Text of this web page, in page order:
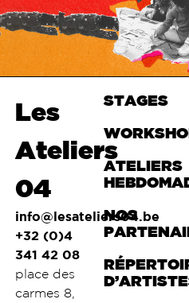
Les
Ateliers
04
info@lesateliers04.be
+32 (0)4
341 42 08
place des
carmes 8,
STAGES
ATELIERS
NOS